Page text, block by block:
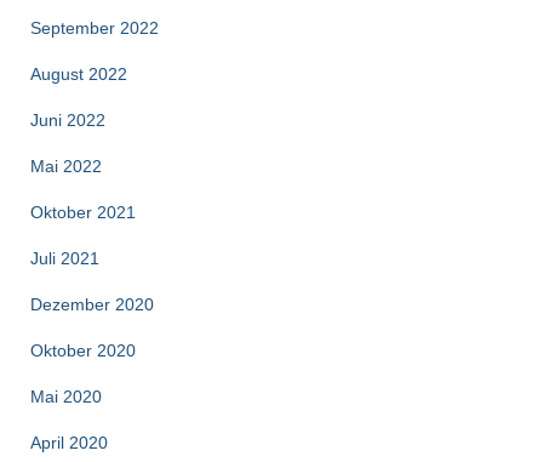
September 2022
August 2022
Juni 2022
Mai 2022
Oktober 2021
Juli 2021
Dezember 2020
Oktober 2020
Mai 2020
April 2020